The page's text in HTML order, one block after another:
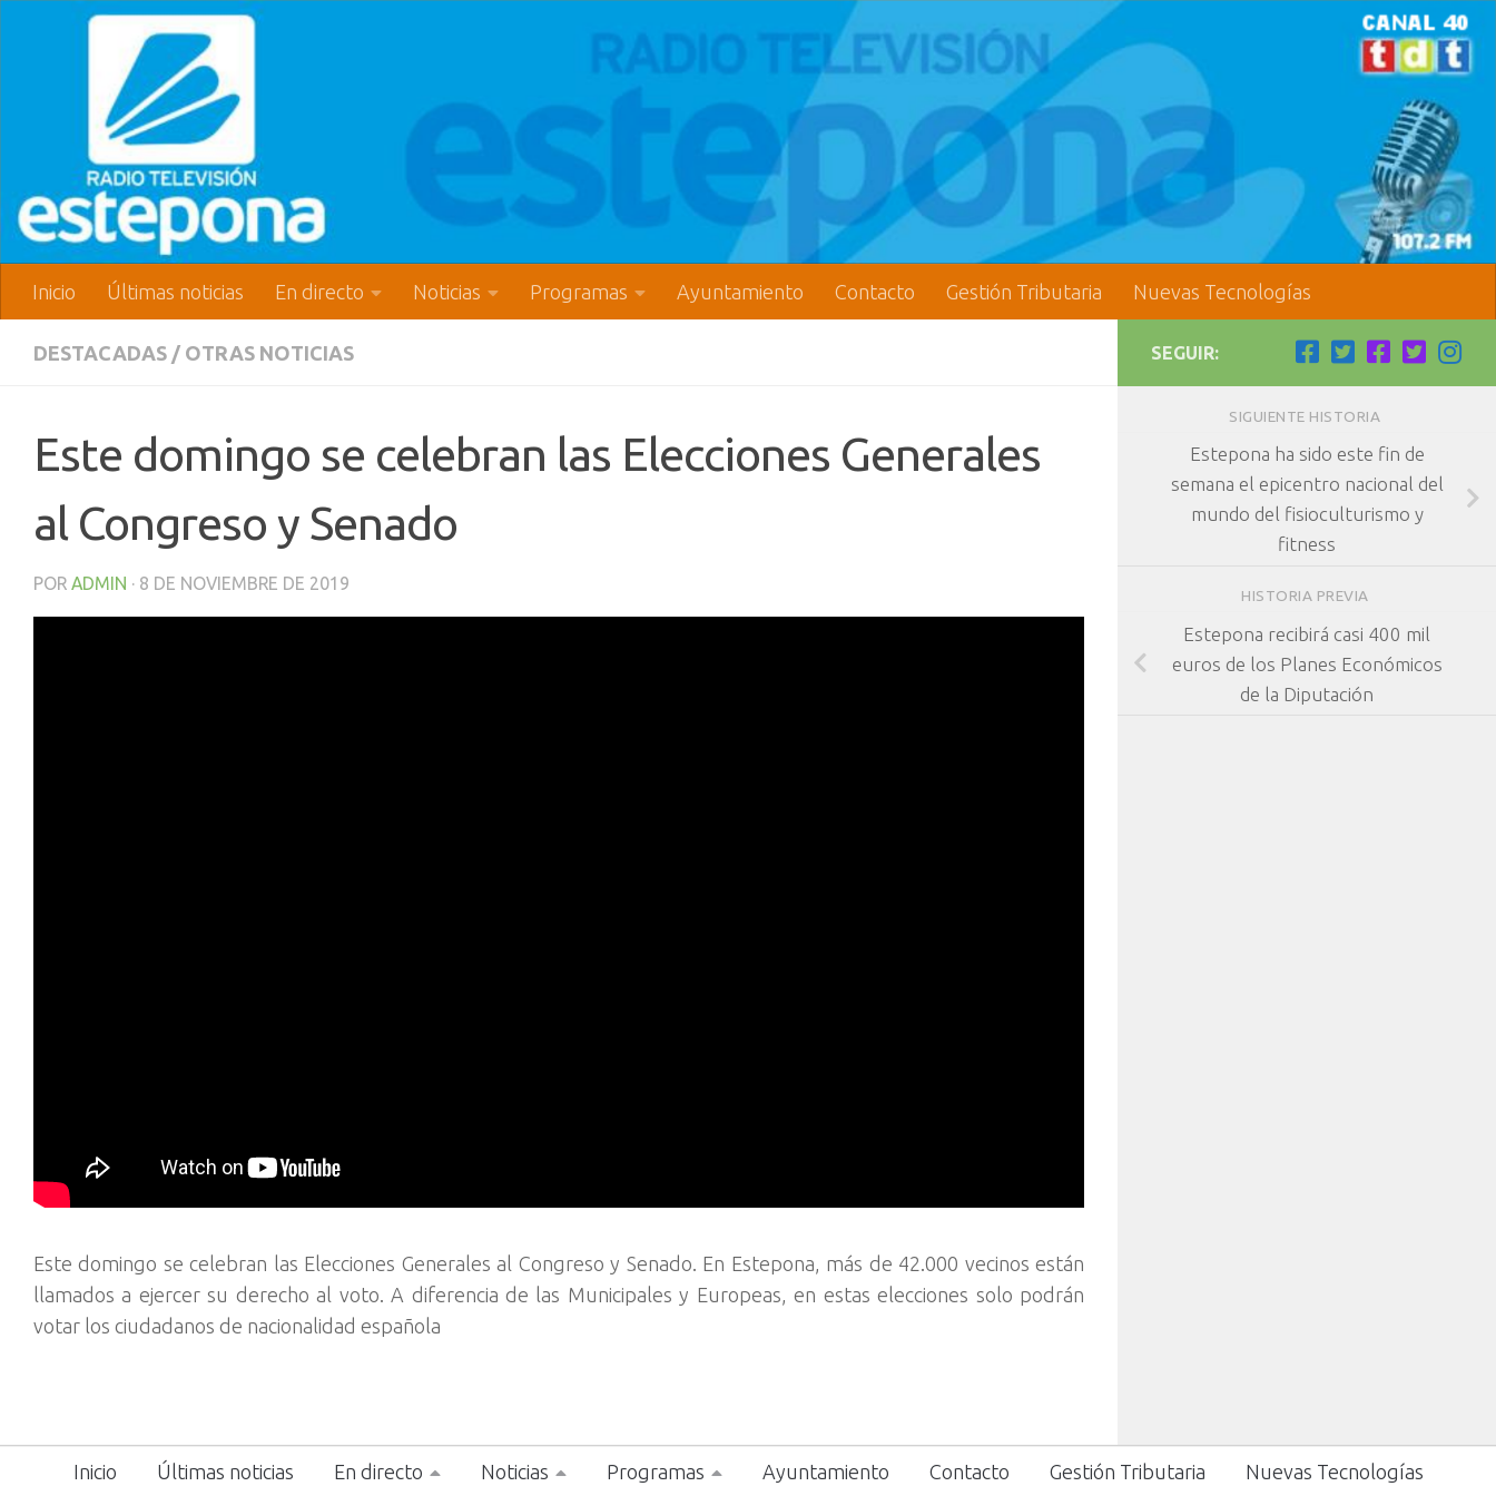
Inicio Últimas noticias En directo Noticias Programas Ayuntamiento Contacto Gestión Tributaria Nuevas Tecnologías
DESTACADAS / OTRAS NOTICIAS
Este domingo se celebran las Elecciones Generales
al Congreso y Senado
POR ADMIN · 8 DE NOVIEMBRE DE 2019
Este domingo se celebran las Elecciones Generales al Congreso y Senado. En Estepona, más de 42.000 vecinos están
llamados a ejercer su derecho al voto. A diferencia de las Municipales y Europeas, en estas elecciones solo podrán
votar los ciudadanos de nacionalidad española
SEGUIR:
SIGUIENTE HISTORIA
Estepona ha sido este fin de
semana el epicentro nacional del
mundo del fisioculturismo y
fitness
HISTORIA PREVIA
Estepona recibirá casi 400 mil
euros de los Planes Económicos
de la Diputación
Inicio Últimas noticias En directo Noticias Programas Ayuntamiento Contacto Gestión Tributaria Nuevas Tecnologías